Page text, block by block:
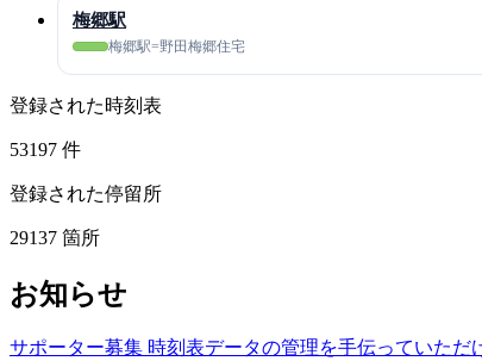
梅郷駅
梅郷駅=野田梅郷住宅
登録された時刻表
53197 件
登録された停留所
29137 箇所
お知らせ
サポーター募集 時刻表データの管理を手伝っていただ